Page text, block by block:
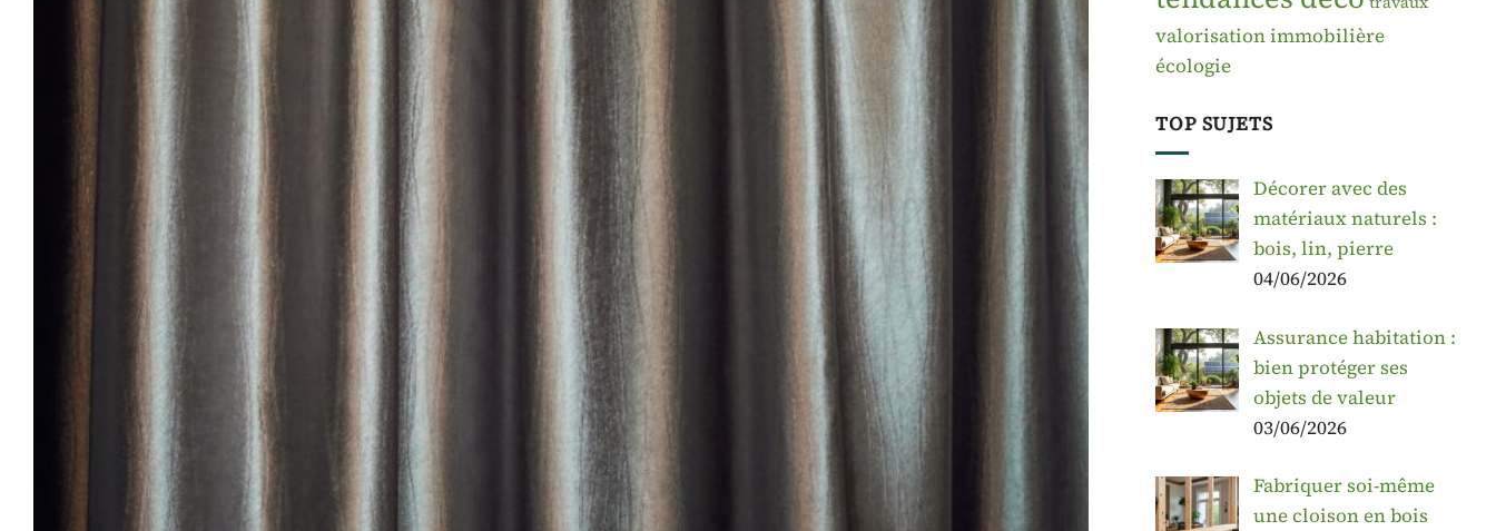
valorisation immobilière
écologie
TOP SUJETS
Décorer avec des
matériaux naturels :
bois, lin, pierre
04/06/2026
Assurance habitation :
bien protéger ses
objets de valeur
03/06/2026
Fabriquer soi-même
une cloison en bois